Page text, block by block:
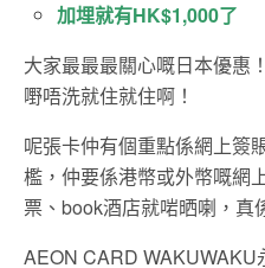
加埋就有HK$1,000了
大家最最最關心嘅日本優惠
嘢唔洗就住就住啊！
呢張卡仲有個重點係網上簽
檻，仲要係港幣或外幣嘅網
票、book酒店就啱晒喇，真
AEON CARD WAKUWAKU